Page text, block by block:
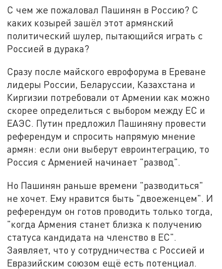
С чем же пожаловал Пашинян в Россию? С
каких козырей зашёл этот армянский
политический шулер, пытающийся играть с
Россией в дурака?
Сразу после майского еврофорума в Ереване
лидеры России, Беларуссии, Казахстана и
Киргизии потребовали от Армении как можно
скорее определиться с выбором между ЕС и
ЕАЭС. Путин предложил Пашиняну провести
референдум и спросить напрямую мнение
армян: если они выберут евроинтеграцию, то
Россия с Арменией начинает "развод".
Но Пашинян раньше времени "разводиться"
не хочет. Ему нравится быть "двоеженцем". И
референдум он готов проводить только тогда,
"когда Армения станет близка к получению
статуса кандидата на членство в ЕС".
Заявляет, что у сотрудничества с Россией и
Евразийским союзом ещё есть потенциал.